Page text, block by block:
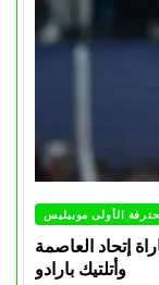
الأولى موبيليس
إتحاد العاصمة
وأتلتيك بارادو